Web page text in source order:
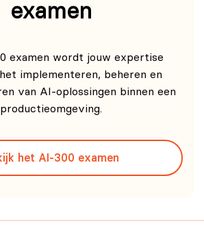
examen
examen wordt jouw expertise
implementeren, beheren en
van AI-oplossingen binnen een
productieomgeving.
het AI-300 examen